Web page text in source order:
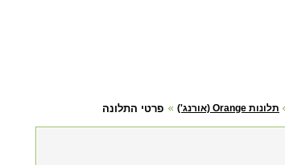
פרטי התלונה תלונות Orange (אורנג')